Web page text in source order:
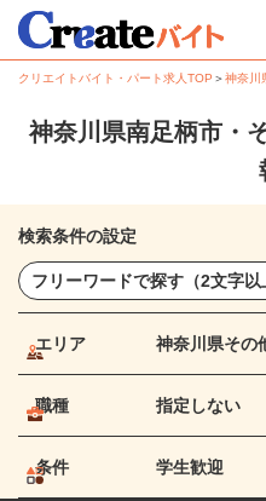
クリエイトバイト・パート求人TOP ＞神奈川
神奈川県南足柄市・
検索条件の設定
エリア 神奈川県その
職種 指定しない
条件 学生歓迎